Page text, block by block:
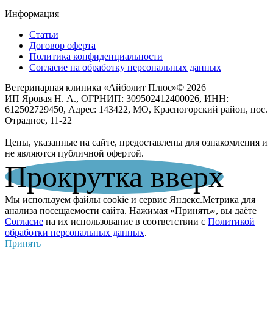
Информация
Статьи
Договор оферта
Политика конфиденциальности
Согласие на обработку персональных данных
Ветеринарная клиника «Айболит Плюс»© 2026
ИП Яровая Н. А., ОГРНИП: 309502412400026, ИНН:
612502729450, Адрес: 143422, МО, Красногорский район, пос.
Отрадное, 11-22
Цены, указанные на сайте, предоставлены для ознакомления и
не являются публичной офертой.
Прокрутка вверх
Мы используем файлы cookie и сервис Яндекс.Метрика для
анализа посещаемости сайта. Нажимая «Принять», вы даёте
Согласие на их использование в соответствии с Политикой
обработки персональных данных.
Принять